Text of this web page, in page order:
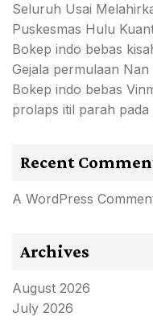
Seluruh Usai
Puskesmas Hulu
Bokep indo bebas
Gejala permulaan
Bokep indo bebas
prolaps itil parah
Recent
A WordPress
Archives
August 2026
July 2026